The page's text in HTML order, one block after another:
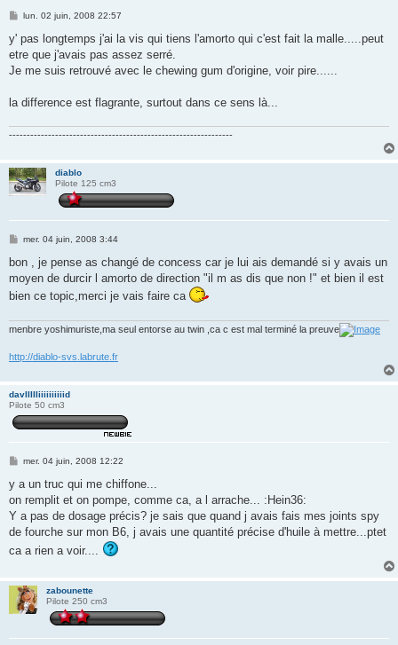
M
s
s
a
g
lun. 02 juin, 2008 22:57
y' pas longtemps j'ai la vis qui tiens l'amorto qui c'est fait la malle.....peut
etre que j'avais pas assez serré.
Je me suis retrouvé avec le chewing gum d'origine, voir pire......
la difference est flagrante, surtout dans ce sens là...
---------------------------------------------------------------
diablo
Pilote 125 cm3
M
s
a
g
e
mer. 04 juin, 2008 3:44
bon , je pense as changé de concess car je lui ais demandé si y avais un
moyen de durcir l amorto de direction "il m as dis que non !" et bien il est
bien ce topic,merci je vais faire ca
menbre yoshimuriste,ma seul entorse au twin ,ca c est mal terminé la preuve
http://diablo-svs.labrute.fr
davIIIIIiiiiiiiiiid
Pilote 50 cm3
M
s
a
g
mer. 04 juin, 2008 12:22
y a un truc qui me chiffone...
on remplit et on pompe, comme ca, a l arrache... :Hein36:
Y a pas de dosage précis? je sais que quand j avais fais mes joints spy
de fourche sur mon B6, j avais une quantité précise d'huile à mettre...ptet
ca a rien a voir....
zabounette
Pilote 250 cm3